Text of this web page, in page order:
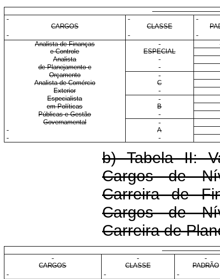
CARGOS CLASSE
Analista de Finanças
e Controle
ESPECIAL
Analista
de Planejamento e
Orçamento
Analista de Comércio
C
Exterior
Especialista
em Políticas
B
Públicas e Gestão
Governamental
A
b) Tabela II:
Cargos de
Carreira de
Cargos de
Carreira de
CARGOS CLASSE PADRÃO